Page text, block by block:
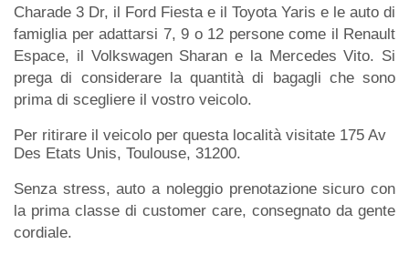
Charade 3 Dr, il Ford Fiesta e il Toyota Yaris e le auto di
famiglia per adattarsi 7, 9 o 12 persone come il Renault
Espace, il Volkswagen Sharan e la Mercedes Vito. Si
prega di considerare la quantità di bagagli che sono
prima di scegliere il vostro veicolo.
Per ritirare il veicolo per questa località visitate 175 Av
Des Etats Unis, Toulouse, 31200.
Senza stress, auto a noleggio prenotazione sicuro con
la prima classe di customer care, consegnato da gente
cordiale.